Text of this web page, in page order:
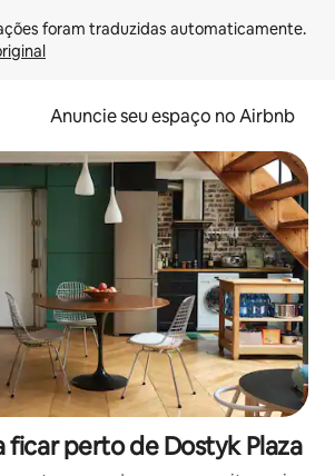
Anuncie seu espaço no Airbnb
ficar perto de Dostyk Plaza